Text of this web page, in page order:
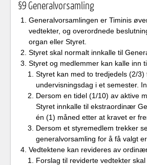
§9 Generalvorsamling
Generalvorsamlingen er Timinis
vedtekter, og overordnede
organ eller Styret.
Styret skal normalt innkalle til
Styret og medlemmer kan kalle inn
Styret kan med to tredjedels (2/
undervisningsdag i et semester.
Dersom en tidel (1/10) av aktive
Styret innkalle til ekstraordinær
én (1) måned etter at kravet er
Dersom et styremedlem trekker
generalvorsamling for å få valgt
Vedtektene kan revideres av
Forslag til reviderte vedtekter